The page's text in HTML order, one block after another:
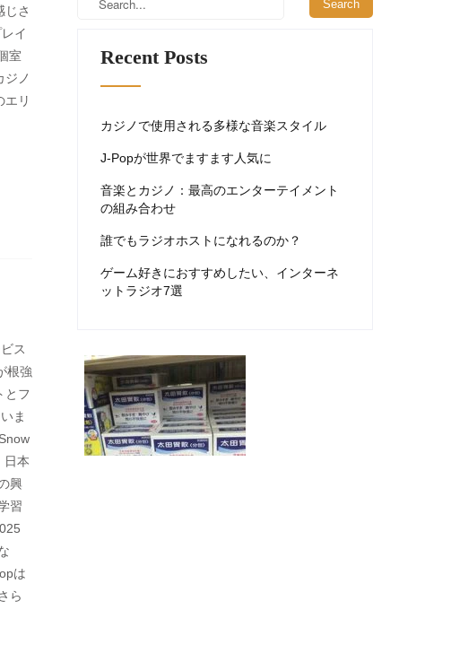
じさ
イ
室
ジノ
エリ
ス
根強
とフ
ま
日本
興
習
は
ら
Recent Posts
カジノで使用される多様な音楽スタイル
J-Popが世界でますます人気に
音楽とカジノ：最高のエンターテイメント
の組み合わせ
誰でもラジオホストになれるのか？
ゲーム好きにおすすめしたい、インターネ
ットラジオ7選